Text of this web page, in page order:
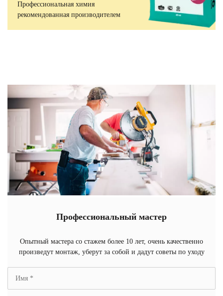
Профессиональная химия
рекомендованная производителем
Профессиональный мастер
Опытный мастера со стажем более 10 лет, очень качественно
произведут монтаж, уберут за собой и дадут советы по уходу